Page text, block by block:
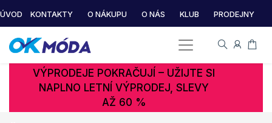
ÚVOD KONTAKTY O NÁKUPU O NÁS KLUB PRODEJNY
VÝPRODEJE POKRAČUJÍ – UŽIJTE SI
NAPLNO LETNÍ VÝPRODEJ, SLEVY
AŽ 60 %